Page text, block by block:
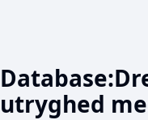
utryghed